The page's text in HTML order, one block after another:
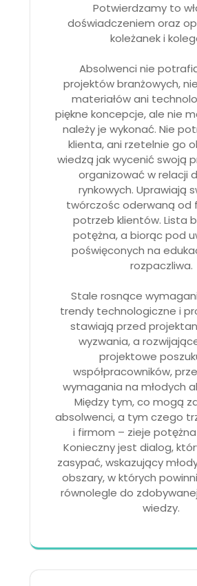
Potwierdzamy to
doświadczeniem oraz
koleżanek i
Absolwenci nie
projektów branżowych,
materiałów ani
piękne koncepcje, ale nie
należy je wykonać. Nie
klienta, ani rzetelnie go
wiedzą jak wycenić swoją
organizować w relacji
rynkowych. Uprawiają
twórczośc oderwaną od
potrzeb klientów. Lista
potężna, a biorąc pod
poświęconych na
rozpaczliwa.
Stale rosnące
trendy technologiczne i
stawiają przed
wyzwania, a
projektowe
współpracowników,
wymagania na młodych
Między tym, co mogą
absolwenci, a tym czego
i firmom – zieje
Konieczny jest dialog,
zasypać, wskazujący
obszary, w których
równolegle do
wiedzy.